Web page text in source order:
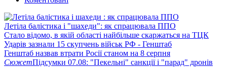
Летіла балістика і "шахеди": як спрацювала ППО
Стало відомо, в якій області найбільше скаржаться на ТЦК
Ударів зазнали 15 скупчень військ РФ - Генштаб
Генштаб назвав втрати Росії станом на 8 серпня
СюжетПідсумки 07.08: "Пекельні" санкції і "парад" дронів